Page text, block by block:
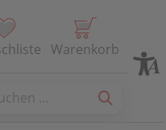
Warenkorb